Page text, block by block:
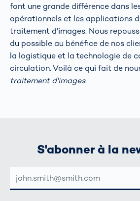
font une grande différence dans
opérationnels et les applications
traitement d'images. Nous
du possible au bénéfice de nos
la logistique et la technologie de
circulation. Voilà ce qui fait de
traitement d'images.
S'abonner à la
MAIL